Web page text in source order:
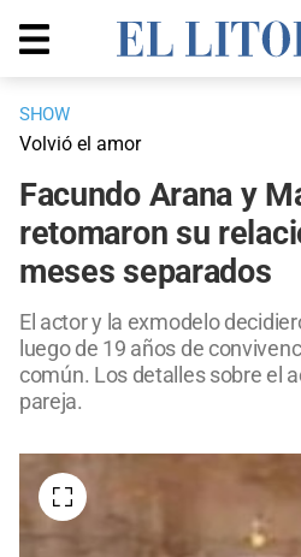
SHOW
Volvió el amor
Facundo Arana y
retomaron su
meses separados
El actor y la exmodelo
luego de 19 años de
común. Los detalles sobre el
pareja.